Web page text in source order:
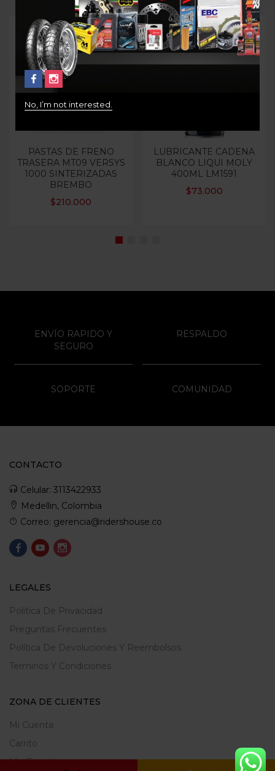
Out Of Stock
PASTAS DE FRENO
TRASERA MT09 VERSYS
1000 SINTERIZADAS
BREMBO
$210.000
LUBRICANTE CADENA
BLANCO LIQUI MOLY
400ML LM1591
$73.000
No, I’m not interested.
ENVÍO RAPIDO Y
SEGURO
RESPALDO
SOPORTE COMUNIDAD
CONTACTO
Celular: 3113422933
Medellin, Colombia
Correo: gerencia@ridershouse.co
LEGALES
Politica De Privacidad
Preguntas Frecuentes
Política De Devoluciones Y Reembolsos
Terminos Y Condiciones
ZONA DE CLIENTES
Mi Cuenta
Carrito
Mis Favoritos